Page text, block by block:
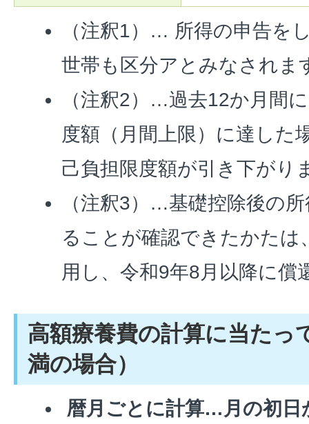
（注釈1）… 所得の申告を
世帯も区分アとみなされま
（注釈2）…過去12か月間
度額（月間上限）に達した
己負担限度額が引き下がり
（注釈3）…基礎控除後の
ることが確認できたかたは
用し、令和9年8月以降に償
高額療養費の計算に当たっ
満の場合）
暦月ごとに計算…月の初日